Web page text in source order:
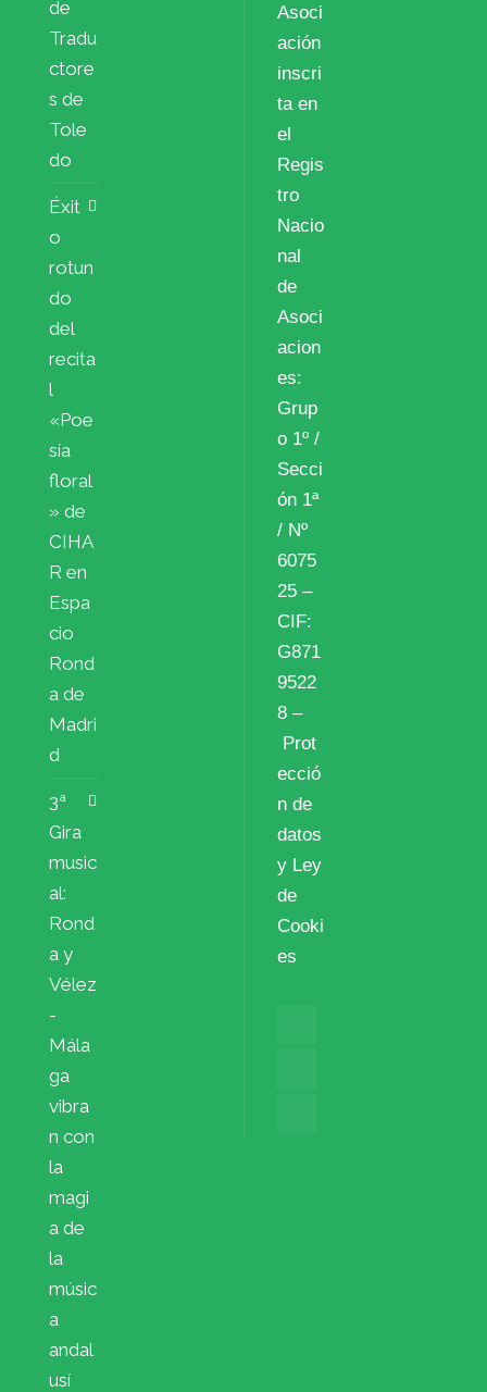
de
Tradu
ctore
s de
Tole
do
Éxit
o
rotun
do
del
recita
l
«Poe
sía
floral
» de
CIHA
R en
Espa
cio
Rond
a de
Madri
d
3ª
Gira
music
al:
Rond
a y
Vélez
-
Mála
ga
vibra
n con
la
magi
a de
la
músic
a
andal
usí
Asoci
ación
inscri
ta en
el
Regis
tro
Nacio
nal
de
Asoci
acion
es:
Grup
o 1º /
Secci
ón 1ª
/ Nº
6075
25 –
CIF:
G871
9522
8 –
Prot
ecció
n de
datos
y Ley
de
Cooki
es